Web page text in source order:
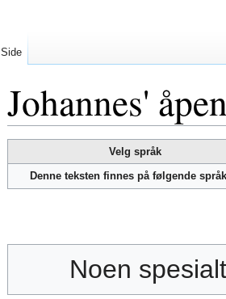
Johannes'
til
navigering
til
Velg språk
Denne teksten finnes på følgende
Noen
Side